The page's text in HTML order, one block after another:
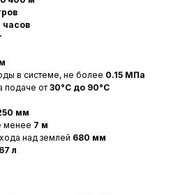
часов
в системе, не более 0.15 МПа
подаче от 30°C до 90°C
мм
менее 7 м
над землей 680 мм
67 л